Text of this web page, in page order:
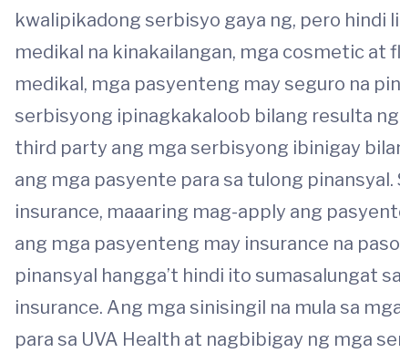
kwalipikadong serbisyo gaya ng, pero hindi
medikal na kinakailangan, mga cosmetic
medikal, mga pasyenteng may seguro na
serbisyong ipinagkakaloob bilang resulta
third party ang mga serbisyong ibinigay
ang mga pasyente para sa tulong
insurance, maaaring mag-apply ang
ang mga pasyenteng may insurance na
pinansyal hangga’t hindi ito sumasalungat
insurance. Ang mga sinisingil na mula sa
para sa UVA Health at nagbibigay ng mga